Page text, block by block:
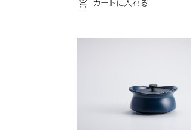
カートに入れる